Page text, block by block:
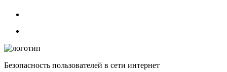
Безопасность пользователей в сети интернет